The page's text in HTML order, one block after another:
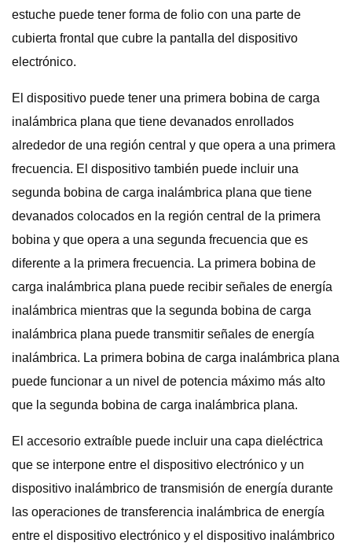
estuche puede tener forma de folio con una parte de
cubierta frontal que cubre la pantalla del dispositivo
electrónico.
El dispositivo puede tener una primera bobina de carga
inalámbrica plana que tiene devanados enrollados
alrededor de una región central y que opera a una primera
frecuencia. El dispositivo también puede incluir una
segunda bobina de carga inalámbrica plana que tiene
devanados colocados en la región central de la primera
bobina y que opera a una segunda frecuencia que es
diferente a la primera frecuencia. La primera bobina de
carga inalámbrica plana puede recibir señales de energía
inalámbrica mientras que la segunda bobina de carga
inalámbrica plana puede transmitir señales de energía
inalámbrica. La primera bobina de carga inalámbrica plana
puede funcionar a un nivel de potencia máximo más alto
que la segunda bobina de carga inalámbrica plana.
El accesorio extraíble puede incluir una capa dieléctrica
que se interpone entre el dispositivo electrónico y un
dispositivo inalámbrico de transmisión de energía durante
las operaciones de transferencia inalámbrica de energía
entre el dispositivo electrónico y el dispositivo inalámbrico